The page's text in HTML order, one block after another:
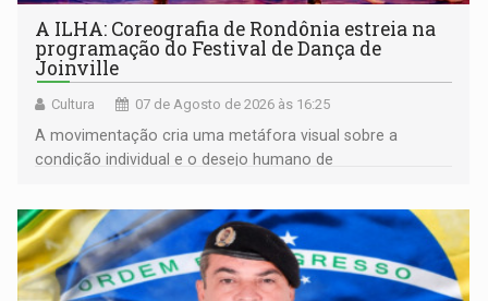
A ILHA: Coreografia de Rondônia estreia na
programação do Festival de Dança de
Joinville
Cultura 07 de Agosto de 2026 às 16:25
A movimentação cria uma metáfora visual sobre a
condição individual e o desejo humano de